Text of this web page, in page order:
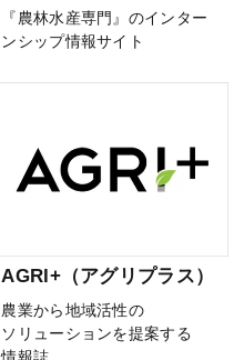
『農林水産専門』のインター
ンシップ情報サイト
AGRI+（アグリプラス）
農業から地域活性の
ソリューションを提案する